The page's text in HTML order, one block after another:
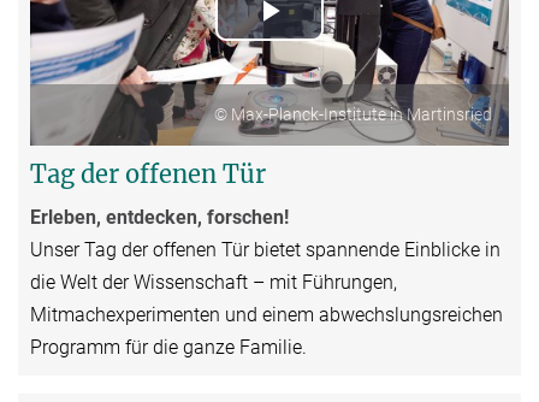
Play
Video
© Max-Planck-Institute in Martinsried
Tag der offenen Tür
Erleben, entdecken, forschen!
Unser Tag der offenen Tür bietet spannende Einblicke in
die Welt der Wissenschaft – mit Führungen,
Mitmachexperimenten und einem abwechslungsreichen
Programm für die ganze Familie.